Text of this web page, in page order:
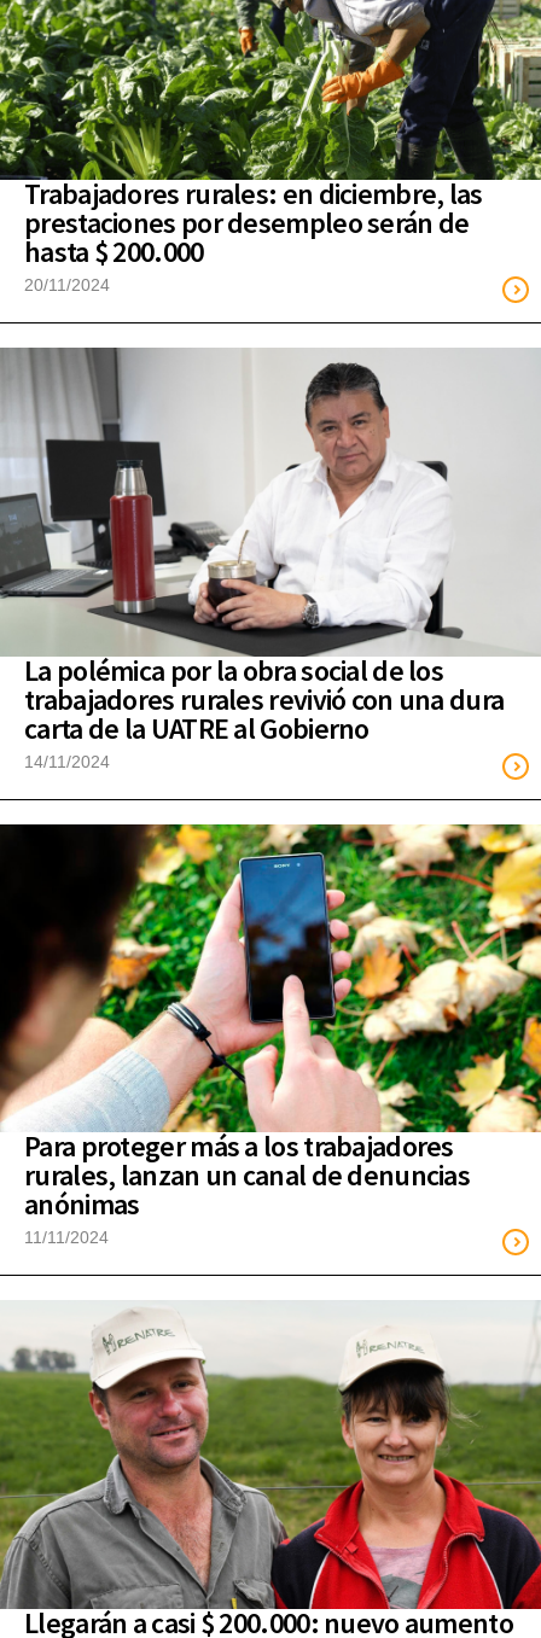
Trabajadores rurales: en diciembre, las
prestaciones por desempleo serán de
hasta $ 200.000
20/11/2024
La polémica por la obra social de los
trabajadores rurales revivió con una dura
carta de la UATRE al Gobierno
14/11/2024
Para proteger más a los trabajadores
rurales, lanzan un canal de denuncias
anónimas
11/11/2024
Llegarán a casi $ 200.000: nuevo aumento